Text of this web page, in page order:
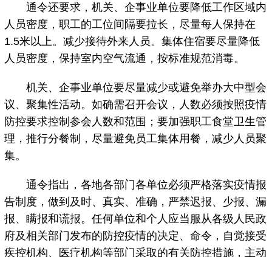
通令还要求，机关、企事业单位要降低工作区域内
人员密度，职工的工位间隔要拉长，尽量每人保持在
1.5米以上。减少接待外来人员。集体住宿要尽量降低
人员密度，保持室内空气流通，按标准规范消毒。
机关、企事业单位要尽量减少或避免举办大中型会
议、聚集性活动。如确需召开会议，人数必须按照疫情
防控要求控制参会人数和范围；要加强职工食堂卫生管
理，推行分餐制，尽量避免员工集体用餐，减少人员聚
集。
通令指出，各地各部门各单位必须严格落实疫情报
告制度，做到及时、真实、准确，严禁迟报、少报、漏
报、瞒报和谎报。任何单位和个人应当服从各级人民政
府及相关部门发布的防控疫情的决定、命令，自觉接受
疾控机构、医疗机构等部门采取的有关防控措施，主动